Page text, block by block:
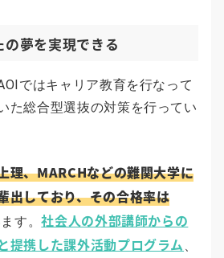
夢を実現できる
ではキャリア教育を行なって
た総合型選抜の対策を行ってい
理、MARCHなどの難関大学に
出しており、その合格率は
す。社会人の外部講師からの
提携した課外活動プログラム 、